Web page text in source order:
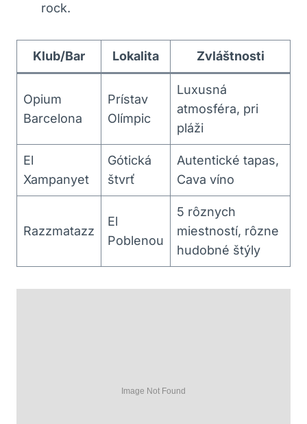
rock.
Klub/Bar Lokalita Zvláštnosti
Opium
Barcelona
Prístav
Olímpic
Luxusná
atmosféra, pri
pláži
El
Xampanyet
Gótická
štvrť
Autentické tapas,
Cava víno
Razzmatazz
El
Poblenou
5 rôznych
miestností, rôzne
hudobné štýly